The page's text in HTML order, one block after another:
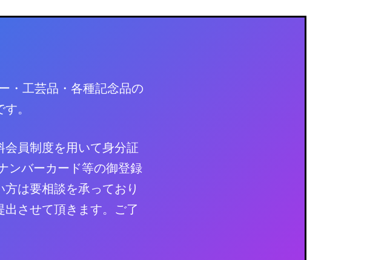
・工芸品・各種記念品の
。
員制度を用いて身分証
ンバーカード等の御登録
は要相談を承っており
させて頂きます。ご了